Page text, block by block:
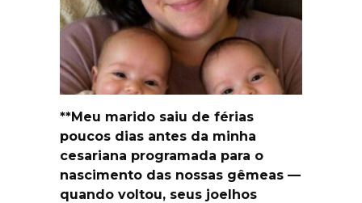
**Meu marido saiu de férias
poucos dias antes da minha
cesariana programada para o
nascimento das nossas gêmeas —
quando voltou, seus joelhos